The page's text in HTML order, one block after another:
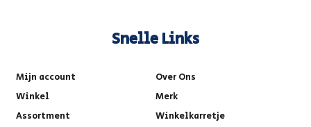
Snelle Links
Mijn account
Over Ons
Winkel
Merk
Assortment
Winkelkarretje